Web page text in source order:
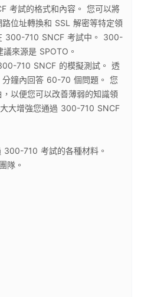
考試的格式和內容。 您可以將
位址轉換和 SSL 解密等特定領
300-710 SNCF 考試中。 300-
來源是 SPOTO。
710 SNCF 的模擬測試。 透
鐘內回答 60-70 個問題。 您
以便您可以改善薄弱的知識領
大增強您通過 300-710 SNCF
300-710 考試的各種材料。
隊。